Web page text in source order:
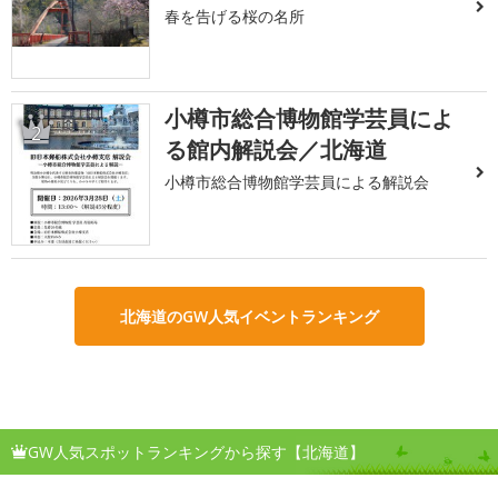
春を告げる桜の名所
2
小樽市総合博物館学芸員によ
る館内解説会／北海道
小樽市総合博物館学芸員による解説会
北海道のGW人気イベントランキング
GW人気スポットランキングから探す【北海道】